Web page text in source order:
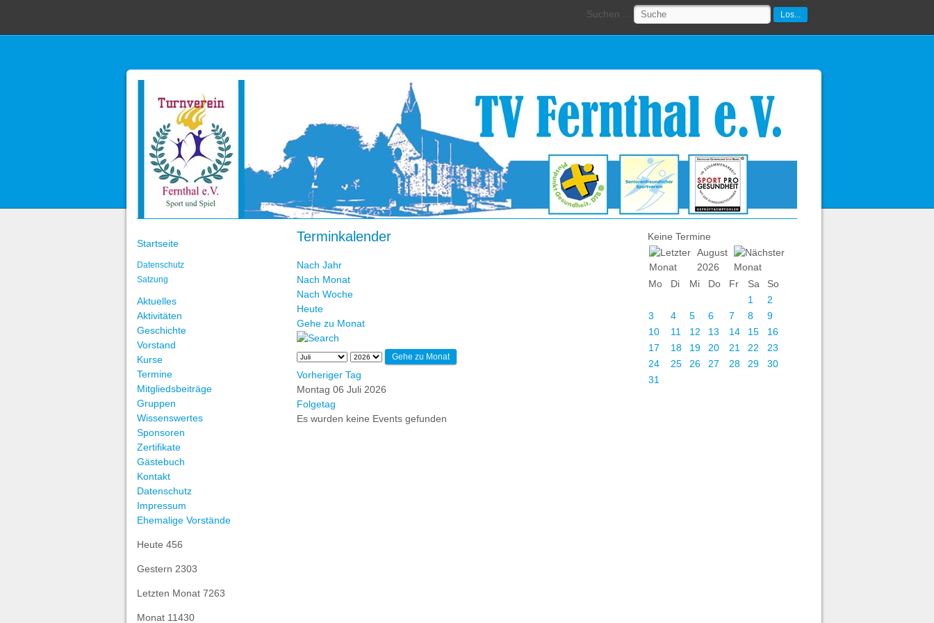
Suchen ... Los...
Startseite
Datenschutz
Satzung
Aktuelles
Aktivitäten
Geschichte
Vorstand
Kurse
Termine
Mitgliedsbeiträge
Gruppen
Wissenswertes
Sponsoren
Zertifikate
Gästebuch
Kontakt
Datenschutz
Impressum
Ehemalige Vorstände
Heute 456
Gestern 2303
Letzten Monat 7263
Monat 11430
Terminkalender
Nach Jahr
Nach Monat
Nach Woche
Heute
Gehe zu Monat
Gehe zu Monat
Vorheriger Tag
Montag 06 Juli 2026
Folgetag
Es wurden keine Events gefunden
Keine Termine
August
2026
Mo
Di Mi Do Fr Sa
So
1
2
3
4 5 6 7 8
9
10
11 12 13 14 15
16
17
18 19 20 21 22
23
24
25 26 27 28 29
30
31